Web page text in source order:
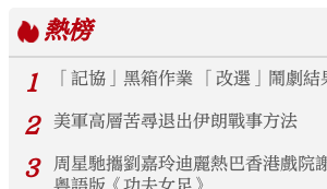
熱榜
1
「記協」黑箱作業 「改選」鬧劇結
2 美軍高層苦尋退出伊朗戰事方法
3
周星馳攜劉嘉玲迪麗熱巴香港戲院